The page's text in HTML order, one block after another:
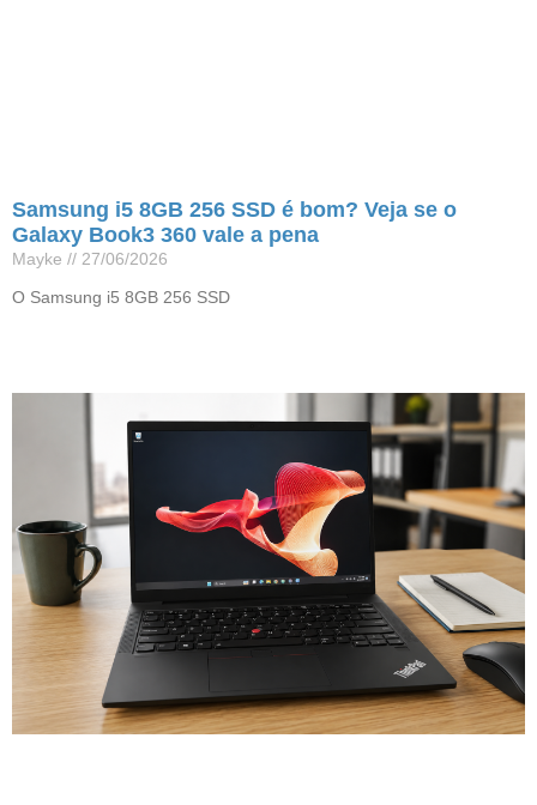
Samsung i5 8GB 256 SSD é bom? Veja se o
Galaxy Book3 360 vale a pena
Mayke
27/06/2026
O Samsung i5 8GB 256 SSD